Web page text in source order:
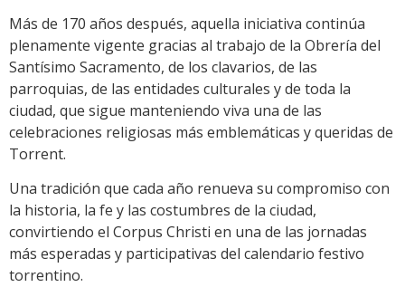
Más de 170 años después, aquella iniciativa continúa
plenamente vigente gracias al trabajo de la Obrería del
Santísimo Sacramento, de los clavarios, de las
parroquias, de las entidades culturales y de toda la
ciudad, que sigue manteniendo viva una de las
celebraciones religiosas más emblemáticas y queridas de
Torrent.
Una tradición que cada año renueva su compromiso con
la historia, la fe y las costumbres de la ciudad,
convirtiendo el Corpus Christi en una de las jornadas
más esperadas y participativas del calendario festivo
torrentino.